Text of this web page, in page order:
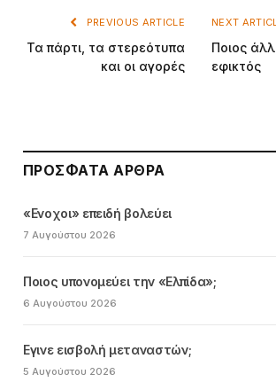
PREVIOUS ARTICLE
Τα πάρτι, τα στερεότυπα
και οι αγορές
NEXT
Ποιος
εφικτός
ΠΡΌΣΦΑΤΑ ΆΡΘΡΑ
«Ενοχοι» επειδή βολεύει
7 Αυγούστου 2026
Ποιος υπονομεύει την «Ελπίδα»;
6 Αυγούστου 2026
Εγινε εισβολή μεταναστών;
5 Αυγούστου 2026